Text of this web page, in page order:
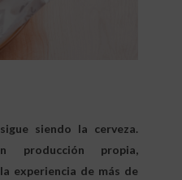
siendo la cerveza.
producción propia,
experiencia de más de